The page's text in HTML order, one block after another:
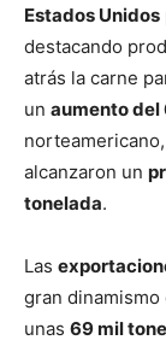
Estados Unidos
destacando
atrás la carne
un aumento del
alcanzaron un
tonelada.
Las
gran dinamismo
unas 69 mil